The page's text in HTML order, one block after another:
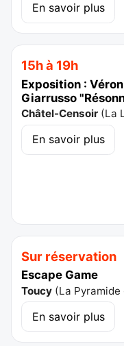
En savoir plus
15h à 19h
Exposition :
Giarrusso
Châtel-Censoir (La
En savoir plus
Sur réservation
Escape Game
Toucy (La Pyramide
En savoir plus